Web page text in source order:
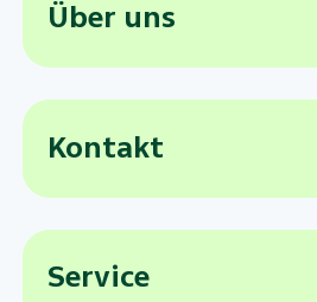
Über uns
Kontakt
Service